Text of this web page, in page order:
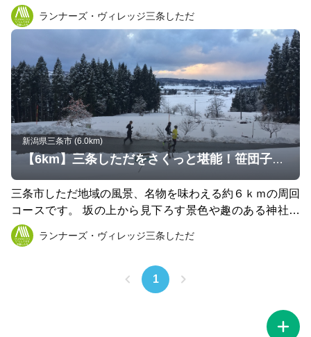
ら、起伏の激しい峠も楽しむことのできる上級者の満足で
きるコースです。湧き水スポットもあり、しただならでは
の自然と風景に触れながら走ることができます。 ※高低
差のあるコースですので、悪天候時はご注意ください。
ランナーズ・ヴィレッジ三条しただ
新潟県三条市 (6.0km)
【6km】三条しただをさくっと堪能！笹団子コース
三条市しただ地域の風景、名物を味わえる約６ｋｍの周回
コースです。 坂の上から見下ろす景色や趣のある神社、
中間地点には三条市下田地域名物笹団子屋さんもあり、下
田地域の風景や歴史を６ｋｍに詰め込んであります。 田
ランナーズ・ヴィレッジ三条しただ
1